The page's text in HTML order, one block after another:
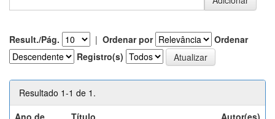
Result./Pág. | Ordenar por
Ordenar
Registro(s)
Resultado 1-1 de 1.
Ano de
Título Autor(es)